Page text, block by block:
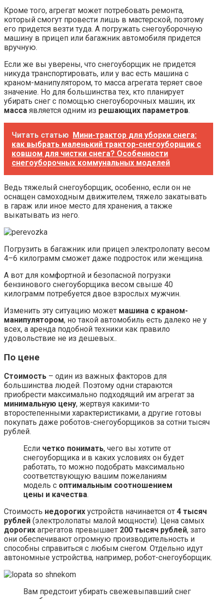
Кроме того, агрегат может потребовать ремонта,
который смогут провести лишь в мастерской, поэтому
его придется везти туда. А погружать снегоуборочную
машину в прицеп или багажник автомобиля придется
вручную.
Если же вы уверены, что снегоуборщик не придется
никуда транспортировать, или у вас есть машина с
краном-манипулятором, то масса агрегата теряет свое
значение. Но для большинства тех, кто планирует
убирать снег с помощью снегоуборочных машин, их
масса является одним из решающих параметров.
Читать статью Мини-трактор для уборки снега:
как выбрать маленький трактор-снегоуборщик с
ковшом для чистки снега? Особенности
снегоуборочных коммунальных моделей
Ведь тяжелый снегоуборщик, особенно, если он не
оснащен самоходным движителем, тяжело закатывать
в гараж или иное место для хранения, а также
выкатывать из него.
Погрузить в багажник или прицеп электролопату весом
4–6 килограмм сможет даже подросток или женщина.
А вот для комфортной и безопасной погрузки
бензинового снегоуборщика весом свыше 40
килограмм потребуется двое взрослых мужчин.
Изменить эту ситуацию может машина с краном-
манипулятором, но такой автомобиль есть далеко не у
всех, а аренда подобной техники как правило
удовольствие не из дешевых..
По цене
Стоимость – один из важных факторов для
большинства людей. Поэтому одни стараются
приобрести максимально подходящий им агрегат за
минимальную цену, жертвуя какими-то
второстепенными характеристиками, а другие готовы
покупать даже роботов-снегоуборщиков за сотни тысяч
рублей.
Если четко понимать, чего вы хотите от
снегоуборщика и в каких условиях он будет
работать, то можно подобрать максимально
соответствующую вашим пожеланиям
модель с оптимальным соотношением
цены и качества.
Стоимость недорогих устройств начинается от 4 тысяч
рублей (электролопаты малой мощности). Цена самых
дорогих агрегатов превышает 200 тысяч рублей, зато
они обеспечивают огромную производительность и
способны справиться с любым снегом. Отдельно идут
автономные устройства, например, робот-снегоуборщик.
Вам предстоит убирать свежевыпавший снег